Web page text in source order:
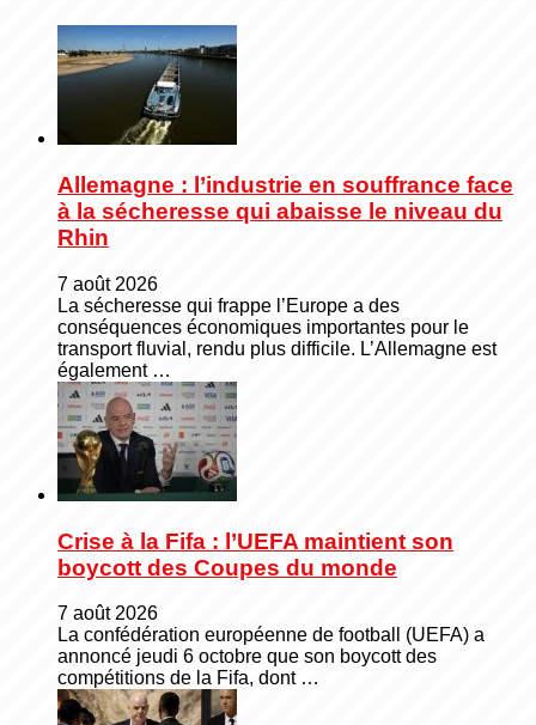
Allemagne : l’industrie en souffrance face
à la sécheresse qui abaisse le niveau du
Rhin
7 août 2026
La sécheresse qui frappe l’Europe a des
conséquences économiques importantes pour le
transport fluvial, rendu plus difficile. L’Allemagne est
également …
Crise à la Fifa : l’UEFA maintient son
boycott des Coupes du monde
7 août 2026
La confédération européenne de football (UEFA) a
annoncé jeudi 6 octobre que son boycott des
compétitions de la Fifa, dont …